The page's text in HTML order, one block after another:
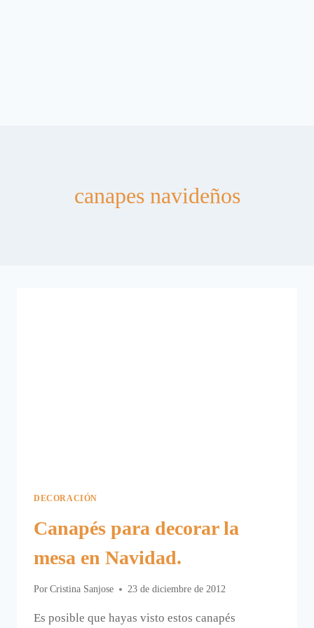
canapes navideños
DECORACIÓN
Canapés para decorar la
mesa en Navidad.
Por Cristina Sanjose 23 de diciembre de 2012
Es posible que hayas visto estos canapés